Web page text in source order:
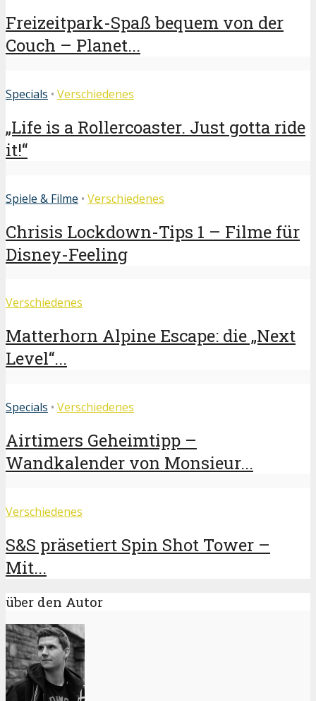
Freizeitpark-Spaß bequem von der
Couch – Planet...
Specials • Verschiedenes
„Life is a Rollercoaster. Just gotta ride
it!“
Spiele & Filme • Verschiedenes
Chrisis Lockdown-Tips 1 – Filme für
Disney-Feeling
Verschiedenes
Matterhorn Alpine Escape: die „Next
Level“...
Specials • Verschiedenes
Airtimers Geheimtipp –
Wandkalender von Monsieur...
Verschiedenes
S&S präsetiert Spin Shot Tower –
Mit...
über den Autor